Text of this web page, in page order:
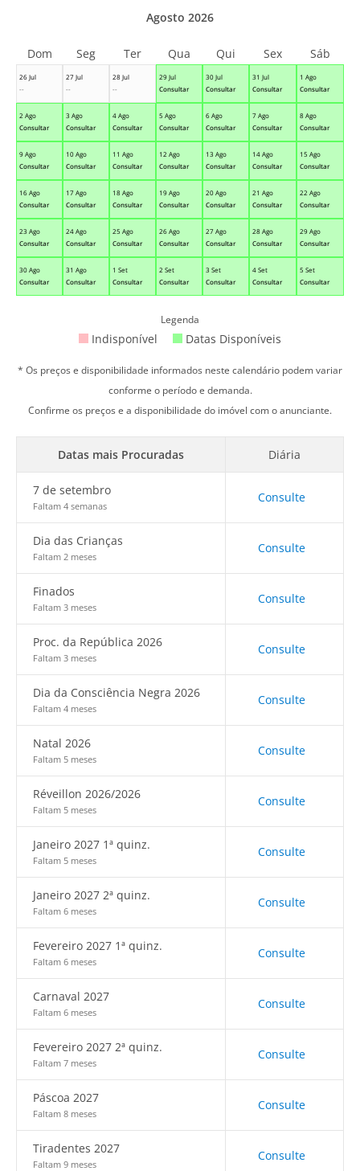
26 Jul
--
27 Jul
--
28 Jul
--
29 Jul
Consultar
30 Jul
Consultar
31 Jul
Consultar
1 Ago
Consultar
2 Ago
Consultar
3 Ago
Consultar
4 Ago
Consultar
5 Ago
Consultar
6 Ago
Consultar
7 Ago
Consultar
8 Ago
Consultar
9 Ago
Consultar
10 Ago
Consultar
11 Ago
Consultar
12 Ago
Consultar
13 Ago
Consultar
14 Ago
Consultar
15 Ago
Consultar
16 Ago
Consultar
17 Ago
Consultar
18 Ago
Consultar
19 Ago
Consultar
20 Ago
Consultar
21 Ago
Consultar
22 Ago
Consultar
23 Ago
Consultar
24 Ago
Consultar
25 Ago
Consultar
26 Ago
Consultar
27 Ago
Consultar
28 Ago
Consultar
29 Ago
Consultar
30 Ago
Consultar
31 Ago
Consultar
1 Set
Consultar
2 Set
Consultar
3 Set
Consultar
4 Set
Consultar
5 Set
Consultar
Agosto 2026
Dom Seg Ter Qua Qui Sex Sáb
Legenda
Indisponível Datas Disponíveis
* Os preços e disponibilidade informados neste calendário podem variar
conforme o período e demanda.
Confirme os preços e a disponibilidade do imóvel com o anunciante.
Datas mais Procuradas Diária
7 de setembro
Faltam 4 semanas
Consulte
Dia das Crianças
Faltam 2 meses
Consulte
Finados
Faltam 3 meses
Consulte
Proc. da República 2026
Faltam 3 meses
Consulte
Dia da Consciência Negra 2026
Faltam 4 meses
Consulte
Natal 2026
Faltam 5 meses
Consulte
Réveillon 2026/2026
Faltam 5 meses
Consulte
Janeiro 2027 1ª quinz.
Faltam 5 meses
Consulte
Janeiro 2027 2ª quinz.
Faltam 6 meses
Consulte
Fevereiro 2027 1ª quinz.
Faltam 6 meses
Consulte
Carnaval 2027
Faltam 6 meses
Consulte
Fevereiro 2027 2ª quinz.
Faltam 7 meses
Consulte
Páscoa 2027
Faltam 8 meses
Consulte
Tiradentes 2027
Faltam 9 meses
Consulte